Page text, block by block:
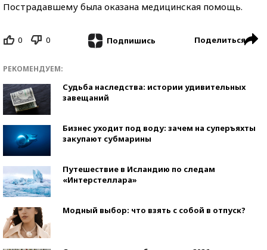
Пострадавшему была оказана медицинская помощь.
0 0 Подпишись Поделиться
РЕКОМЕНДУЕМ:
Судьба наследства: истории удивительных
завещаний
Бизнес уходит под воду: зачем на суперъяхты
закупают субмарины
Путешествие в Исландию по следам
«Интерстеллара»
Модный выбор: что взять с собой в отпуск?